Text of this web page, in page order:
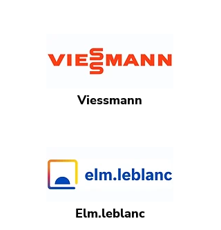
Viessmann
Elm.leblanc